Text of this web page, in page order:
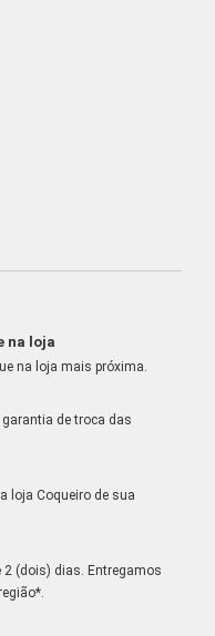
na loja
na loja mais próxima.
de troca das
loja Coqueiro de sua
2 (dois) dias. Entregamos